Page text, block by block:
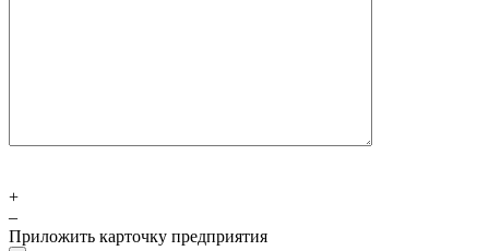
+
–
Приложить карточку предприятия